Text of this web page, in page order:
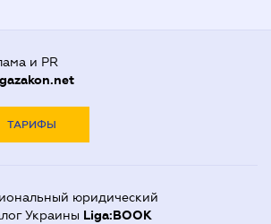
и PR
ТАРИФЫ
юридический
Украины Liga:BOOK